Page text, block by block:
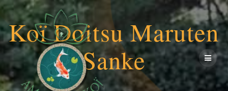
contenu
Koï Doitsu Maruten
Sanke